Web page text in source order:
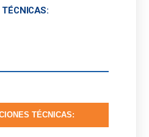
TÉCNICAS: